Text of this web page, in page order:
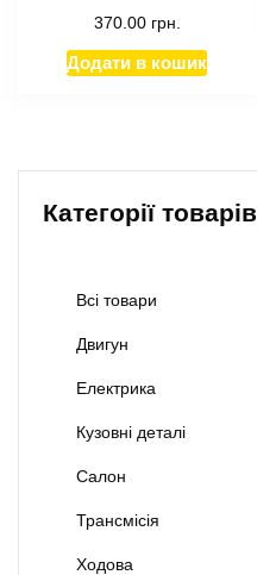
370.00 грн.
Додати в кошик
Категорії товарів
Всі товари
Двигун
Електрика
Кузовні деталі
Салон
Трансмісія
Ходова